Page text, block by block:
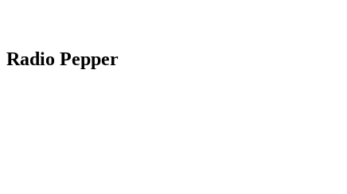
Radio Pepper